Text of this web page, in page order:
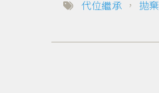
代位繼承 ， 拋